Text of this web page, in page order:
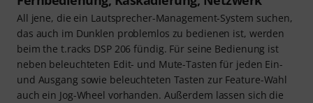
All jene, die ein Lautsprecher-Management-System suchen,
das auch im Dunklen problemlos zu bedienen ist, werden
beim the t.racks DSP 206 fündig. Für seine Bedienung ist
neben beleuchteten Edit- und Mute-Tasten für jeden Ein-
und Ausgang sowie beleuchteten Tasten zur Feature-Wahl
auch ein Jog-Wheel vorhanden. Außerdem lassen sich die